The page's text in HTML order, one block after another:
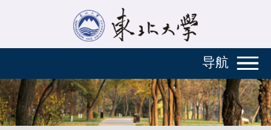
导航